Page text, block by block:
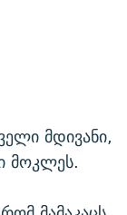
- 2022
მდივანი,
მოკლეს.